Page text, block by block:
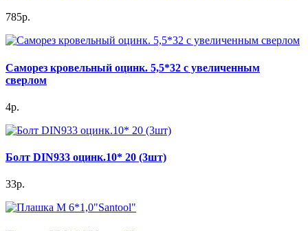
785р.
Саморез кровельный оцинк. 5,5*32 с увеличенным
сверлом
4р.
Болт DIN933 оцинк.10* 20 (3шт)
33р.